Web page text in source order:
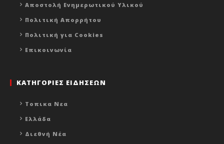
Αποστολή Ενημερωτικού Υλικού
Πολιτική Απορρήτου
Πολιτική για Cookies
Επικοινωνία
ΚΑΤΗΓΟΡΙΕΣ ΕΙΔΗΣΕΩΝ
Τοπικα Νεα
Ελλάδα
Διεθνή Νέα